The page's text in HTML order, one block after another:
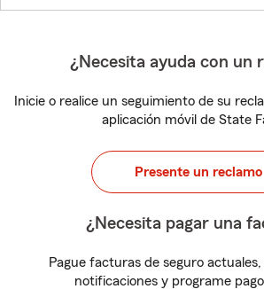
¿Necesita ayuda con un
Inicie o realice un seguimiento de su
aplicación móvil de State
Presente un reclamo
¿Necesita pagar una
Pague facturas de seguro
notificaciones y programe